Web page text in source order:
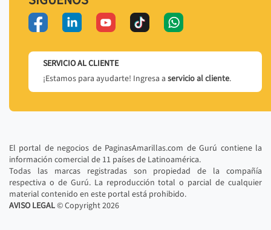
SERVICIO AL CLIENTE
¡Estamos para ayudarte! Ingresa a servicio al cliente.
El portal de negocios de PaginasAmarillas.com de Gurú contiene la
información comercial de 11 países de Latinoamérica.
Todas las marcas registradas son propiedad de la compañía
respectiva o de Gurú. La reproducción total o parcial de cualquier
material contenido en este portal está prohibido.
AVISO LEGAL© Copyright2026